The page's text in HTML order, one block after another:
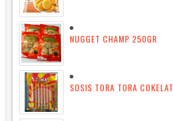
NUGGET CHAMP 250GR
SOSIS TORA TORA COKELAT